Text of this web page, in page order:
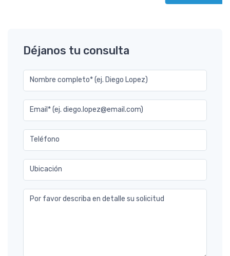
Déjanos tu consulta
Nombre completo* (ej. Diego Lopez)
Email* (ej. diego.lopez@email.com)
Teléfono
Ubicación
Por favor describa en detalle su solicitud